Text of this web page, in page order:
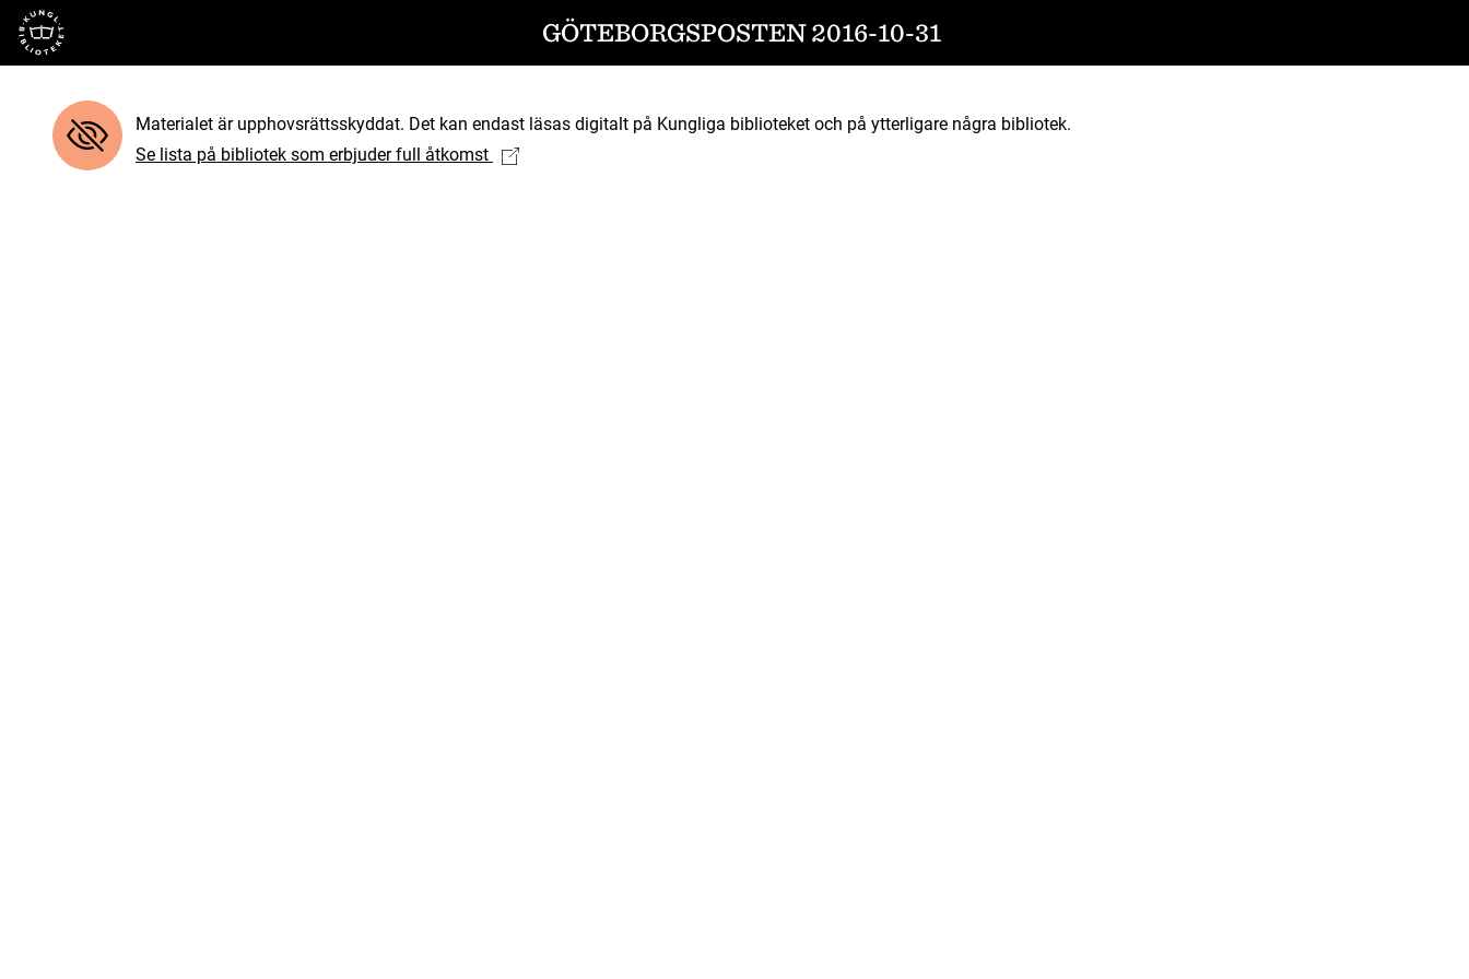
Till startsidan GÖTEBORGSPOSTEN 2016-10-31
Materialet är upphovsrättsskyddat. Det kan endast läsas digitalt på Kungliga biblioteket och på ytterligare några bibliotek.
Se lista på bibliotek som erbjuder full åtkomst